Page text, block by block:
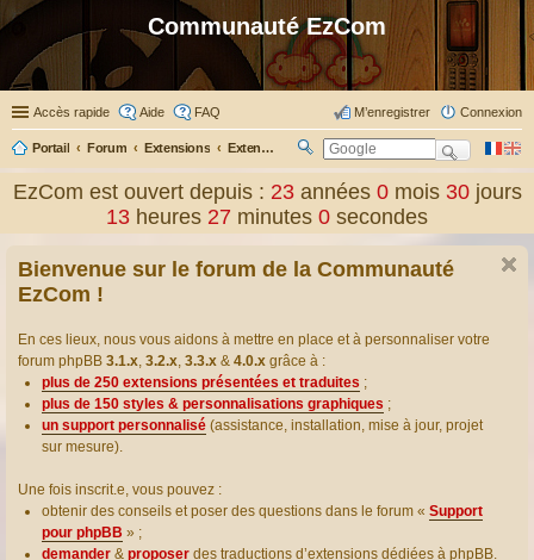
Communauté EzCom
Accès rapide Aide FAQ Connexion
M’enregistrer
Portail Forum Extensions Extensions présentées & traduites
ec
ch
er
EzCom est ouvert depuis : 23 années0 mois30 jours
13 heures 27 minutes 1 secondes
Bienvenue sur le forum de la Communauté
EzCom !
En ces lieux, nous vous aidons à mettre en place et à personnaliser votre
forum phpBB 3.1.x, 3.2.x, 3.3.x & 4.0.x grâce à :
plus de 250 extensions présentées et traduites ;
plus de 150 styles & personnalisations graphiques ;
un support personnalisé (assistance, installation, mise à jour, projet
sur mesure).
Une fois inscrit.e, vous pouvez :
obtenir des conseils et poser des questions dans le forum « Support
pour phpBB » ;
demander & proposer des traductions d’extensions dédiées à phpBB.